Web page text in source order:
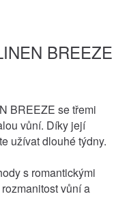
BREEZE
BREEZE se třemi
vůní. Díky její
užívat dlouhé týdny.
s romantickými
vůní a